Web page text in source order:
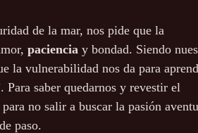
de la mar, nos pide que la
paciencia y bondad. Siendo
la vulnerabilidad nos da para
Para saber quedarnos y revestir el
no salir a buscar la pasión
paso.